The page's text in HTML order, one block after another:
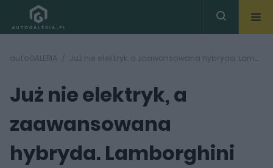
autoGALERIA Już nie elektryk, a zaawansowana hybryda. Lamborghini Urus zachowa to, co lubimy
Już nie elektryk, a
zaawansowana
hybryda. Lamborghini